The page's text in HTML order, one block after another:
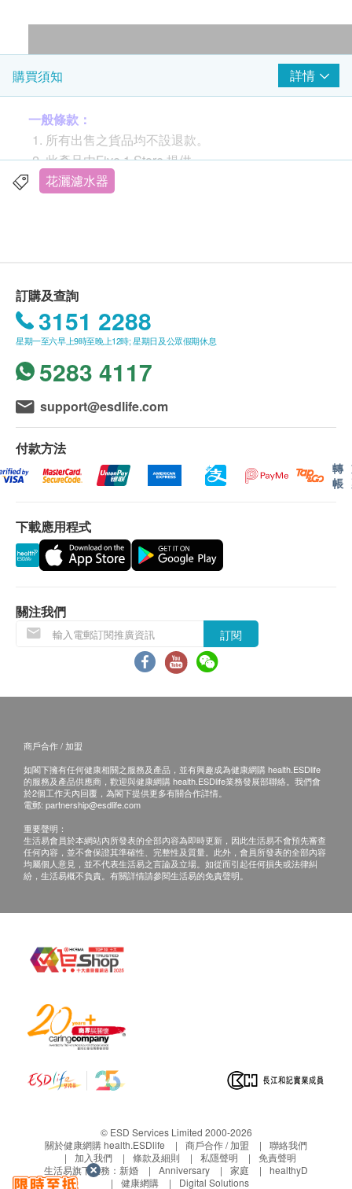
無需用電,小巧設計
濾殼原料符合FDA CFR21美國食品藥物管理局要
求
通過NSF 42項標準認證, 有效去除水中的餘氯,雜
避免餘氯對皮膚及呼吸道的傷害
保護肌膚 - 避免餘氯對肌膚的刺激和傷害
呵護秀髮 - 降低餘氯及過濾雜質，使髮質不易乾旱
高純度KDF過濾物材質，通過NSF42 標準認證。
過濾性能依照美國NSF沐浴過濾器標準177檢測合
格
濾殼選用原料符合FDA CFR21 美國食品藥物管理
局要求
過濾餘氯超過百份之五十
過濾水量 (升/分鐘)8公升
濾芯壽命 (大約)50,000公升
機身體積 (闊x高x深 毫米)66.4x176.4x64.4
保養範圍香港
保養詳情3年保養: 人工
購買須知 詳情
一般條款：
所有出售之貨品均不設退款。
此產品由Five 1 Store 提供。
如有任何爭議，Five 1 Store 及健康網購
旺角自取點自取 旺角山東街47-51號109號舖星際
城市一樓
我們將於確定訂單後3-9個工作天內安排發貨。
不排除運送時間會因節日而有所影響。當八號烈風
訊號懸掛或黑色暴雨警告生效時，送貨服務時間將
會延遲。
所有訂單須視乎相關貨品的供應情況再作最後確
認。倘若健康網購health.ESDlife未能提供任何訂
單上的貨品，健康網購health.ESDlife有權拒絕接
受該訂單，並且會於送貨前透過電話或電郵通知顧
退換條款：
當顧客收取已訂購之貨品時，有責任檢查貨品是否
退換產品必須包裝完整，如退換之產品有任何殘缺
或過期退回，供應商有權不受理。
如有其他損壞或遺漏查詢，顧客必須保留有效收據
正本，並於送貨後3個工作天內按下列方式聯絡
花灑濾水器
訂購及查詢
3151 2288
星期一至六早上9時至晚上12時; 星期日及公眾假期休息
5283 4117
support@esdlife.com
付款方法
轉
帳
下載應用程式
關注我們
訂閱
商戶合作 / 加盟
如閣下擁有任何健康相關之服務及產品，並有興趣成為健康網購 health.ESDlife
的服務及產品供應商，歡迎與健康網購 health.ESDlife業務發展部聯絡。我們會
於2個工作天內回覆，為閣下提供更多有關合作詳情。
電郵: partnership@esdlife.com
重要聲明：
生活易會員於本網站內所發表的全部內容為即時更新，因此生活易不會預先審查
任何內容，並不會保證其準確性、完整性及質量。此外，會員所發表的全部內容
均屬個人意見，並不代表生活易之言論及立場。如從而引起任何損失或法律糾
紛，生活易概不負責。有關詳情請參閱生活易的免責聲明。
© ESD Services Limited 2000-2026
關於健康網購 health.ESDlife
商戶合作 / 加盟
聯絡我們
加入我們
條款及細則 私隱聲明
免責聲明
生活易旗下業務： 新婚 Anniversary 家庭
healthyD
健康網購
Digital Solutions